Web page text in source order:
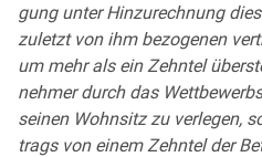
gung un­ter Hin­zu­rech­nung
zu­letzt von ihm be­zo­ge­nen
um mehr als ein Zehn­tel
neh­mer durch das
sei­nen Wohn­sitz zu ver­le­gen,
trags von ei­nem Zehn­tel der